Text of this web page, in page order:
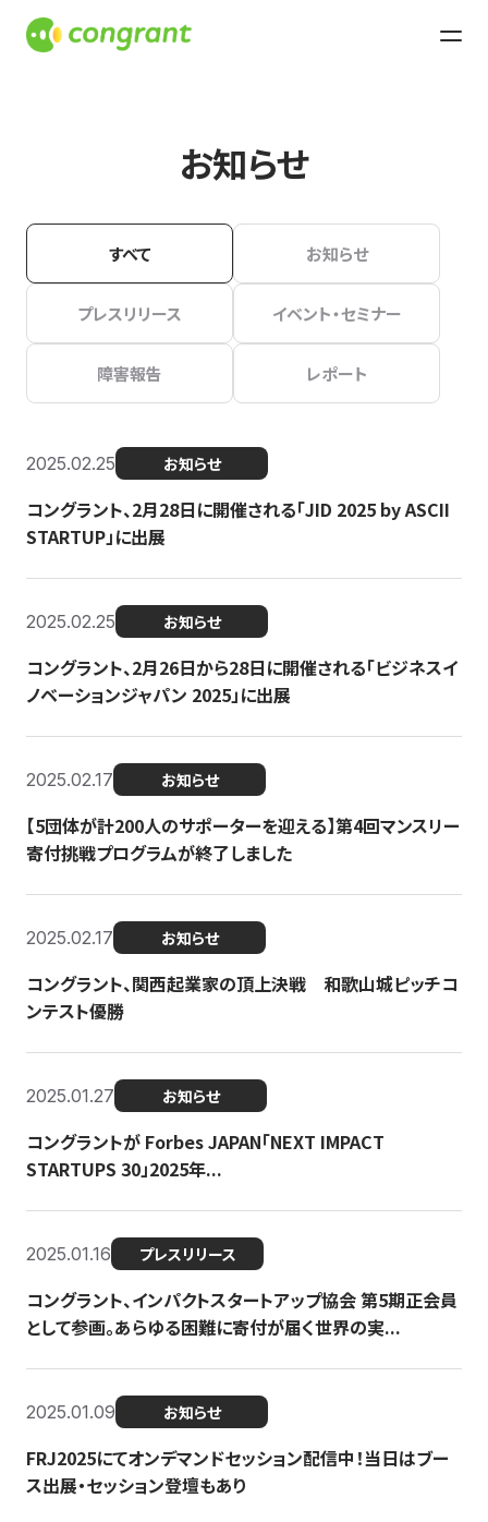
お知らせ
すべて お知らせ
プレスリリース イベント・セミナー
障害報告 レポート
2025.02.25 お知らせ
コングラント、2月28日に開催される「JID 2025 by ASCII
STARTUP」に出展
2025.02.25 お知らせ
コングラント、2月26日から28日に開催される「ビジネスイ
ノベーションジャパン 2025」に出展
2025.02.17 お知らせ
【5団体が計200人のサポーターを迎える】​​第4回マンスリー
寄付挑戦プログラムが終了しました
2025.02.17 お知らせ
コングラント、関西起業家の頂上決戦 和歌山城ピッチコ
ンテスト優勝
2025.01.27 お知らせ
コングラントが Forbes JAPAN「NEXT IMPACT
STARTUPS 30」2025年...
2025.01.16 プレスリリース
コングラント、インパクトスタートアップ協会 第5期正会員
として参画。あらゆる困難に寄付が届く世界の実...
2025.01.09 お知らせ
FRJ2025にてオンデマンドセッション配信中！当日はブー
ス出展・セッション登壇もあり